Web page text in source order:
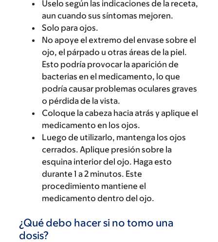
Úselo según las indicaciones de la receta,
aun cuando sus síntomas mejoren.
Solo para ojos.
No apoye el extremo del envase sobre el
ojo, el párpado u otras áreas de la piel.
Esto podría provocar la aparición de
bacterias en el medicamento, lo que
podría causar problemas oculares graves
o pérdida de la vista.
Coloque la cabeza hacia atrás y aplique el
medicamento en los ojos.
Luego de utilizarlo, mantenga los ojos
cerrados. Aplique presión sobre la
esquina interior del ojo. Haga esto
durante 1 a 2 minutos. Este
procedimiento mantiene el
medicamento dentro del ojo.
¿Qué debo hacer si no tomo una
dosis?